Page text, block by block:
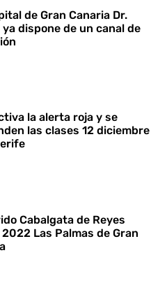
de Gran Canaria Dr.
ya dispone de un canal de
la alerta roja y se
las clases 12 diciembre
Cabalgata de Reyes
2022 Las Palmas de Gran